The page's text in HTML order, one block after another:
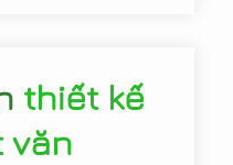
thiết kế
văn